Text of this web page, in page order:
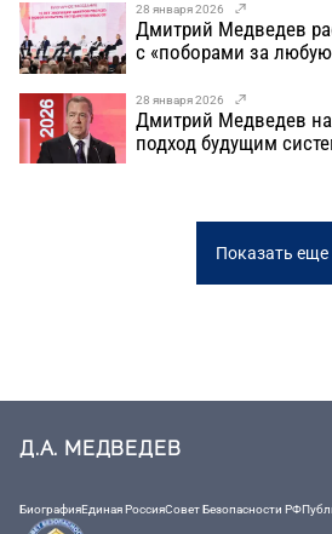
28 января 2026
Дмитрий Медведев
с «поборами за
28 января 2026
Дмитрий Медведев
подход будущим
Показать еще
Д.А. МЕДВЕДЕВ
БиографияЕдиная РоссияСовет Безопасности РФ